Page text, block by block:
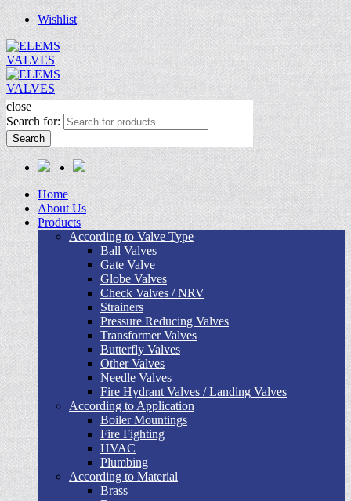
Wishlist
close
Search for:
Search
Home
About Us
Products
According to Valve Type
Ball Valves
Gate Valve
Globe Valves
Check Valves / NRV
Strainers
Pressure Reducing Valves
Transformer Valves
Butterfly Valves
Other Valves
Needle Valves
Fire Hydrant Valves / Landing Valves
According to Application
Boiler Mountings
Fire Fighting
HVAC
Plumbing
According to Material
Brass